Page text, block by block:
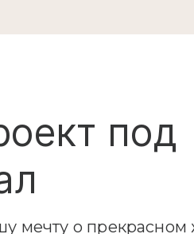
под
мечту о прекрасном